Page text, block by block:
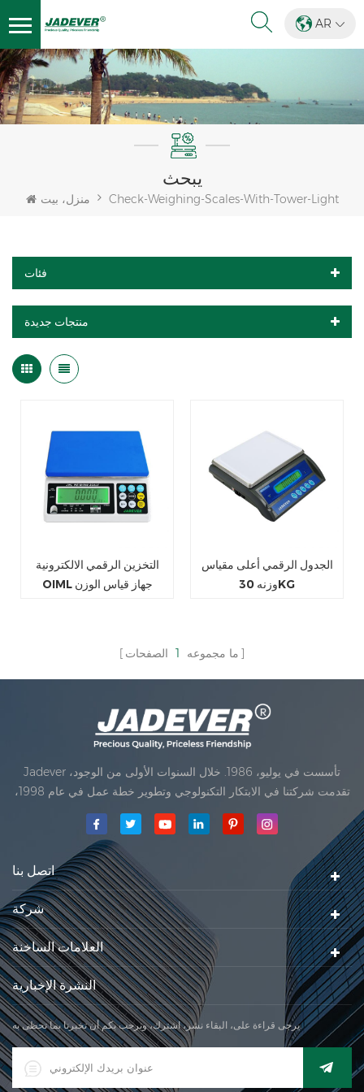
AR
يبحث
منزل، بيت Check-Weighing-Scales-With-Tower-Light
فئات
منتجات جديدة
التخزين الرقمي الالكترونية
OIML جهاز قياس الوزن
الجدول الرقمي أعلى مقياس
وزنه 30KG
ما مجموعه 1 الصفحات
Jadever تأسست في يوليو، 1986. خلال السنوات الأولى من الوجود،
تقدمت شركتنا في الابتكار التكنولوجي وتطوير خطة عمل في عام 1998،
حققت شركتنا هدف الجودة الرئيسية، متى تلقت أول منتجاتنا موافقة من
مقياس المحدودةكان تأسيس تقع من
اتصل بنا
شركة
العلامات الساخنة
النشرة الإخبارية
يرجى قراءة على، البقاء نشر، اشترك، ونرحب بكم أن تخبرنا بما تحظى به.